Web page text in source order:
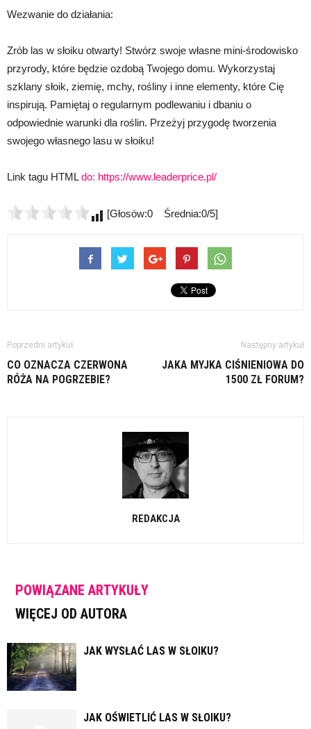
Wezwanie do działania:
Zrób las w słoiku otwarty! Stwórz swoje własne mini-środowisko
przyrody, które będzie ozdobą Twojego domu. Wykorzystaj
szklany słoik, ziemię, mchy, rośliny i inne elementy, które Cię
inspirują. Pamiętaj o regularnym podlewaniu i dbaniu o
odpowiednie warunki dla roślin. Przeżyj przygodę tworzenia
swojego własnego lasu w słoiku!
Link tagu HTMLdo: https://www.leaderprice.pl/
[Głosów:0 Średnia:0/5]
Poprzedni artykuł
CO OZNACZA CZERWONA
RÓŻA NA POGRZEBIE?
Następny artykuł
JAKA MYJKA CIŚNIENIOWA DO
1500 ZŁ FORUM?
REDAKCJA
POWIĄZANE ARTYKUŁY
WIĘCEJ OD AUTORA
JAK WYSŁAĆ LAS W SŁOIKU?
JAK OŚWIETLIĆ LAS W SŁOIKU?